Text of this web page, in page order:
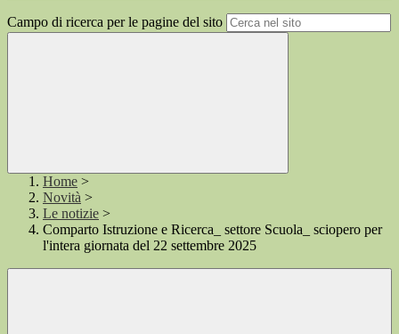
Campo di ricerca per le pagine del sito
Home >
Novità >
Le notizie >
Comparto Istruzione e Ricerca_ settore Scuola_ sciopero per
l'intera giornata del 22 settembre 2025